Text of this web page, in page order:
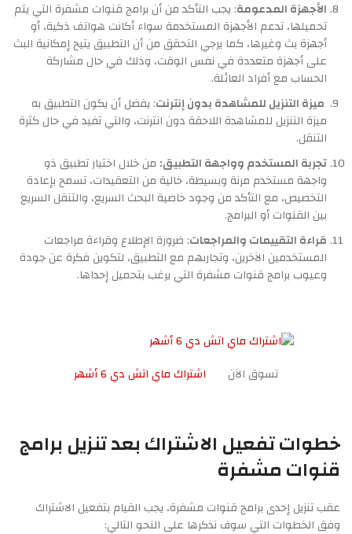
الأجهزة المدعومة: يجب التأكد من أن برامج قنوات مشفرة التي يتم
تحميلها، تدعم الأجهزة المستخدمة سواء أكانت هواتف ذكية، أو
أجهزة بث وغيرها، كما يرجي التحقق من أن التطبيق يتيح إمكانية البث
على أجهزة متعددة في نفس الوقت، وذلك في حال مشاركة
الحساب مع أفراد العائلة.
ميزة التنزيل للمشاهدة بدون إنترنت: يفضل أن يكون التطبيق به
ميزة التنزيل للمشاهدة اللاحقة دون انترنت، والتي تفيد في حال كثرة
التنقل.
تجربة المستخدم وواجهة التطبيق: من خلال اختيار تطبيق ذو
واجهة مستخدم مرنة وبسيطة، خالية من التعقيدات، تسمح بإعادة
التخصيص، مع التأكد من وجود خاصية البحث السريع، والتنقل السريع
بين القنوات أو البرامج.
قراءة التقييمات والمراجعات: ضرورة الإطلاع وقراءة مراجعات
المستخدمين الآخرين، وتجاربهم مع التطبيق، لتكوين فكرة عن جودة
وعيوب برامج قنوات مشفرة التي يرغب بتحميل إحداها.
تسوق الآن اشتراك ماي اتش دي 6 أشهر
خطوات تفعيل الاشتراك بعد تنزيل برامج
قنوات مشفرة
عقب تنزيل إحدى برامج قنوات مشفرة، يجب القيام بتفعيل الاشتراك
وفق الخطوات التي سوف نذكرها على النحو التالي: